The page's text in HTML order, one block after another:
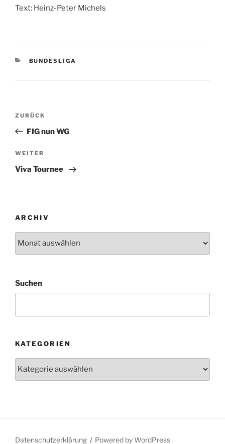
Text: Heinz-Peter Michels
KATEGORIEN
BUNDESLIGA
Beitragsnavigation
Vorheriger
Beitrag
ZURÜCK
FIG nun WG
Nächster
Beitrag
WEITER
Viva Tournee
ARCHIV
Suchen
KATEGORIEN
Datenschutzerklärung Powered by WordPress